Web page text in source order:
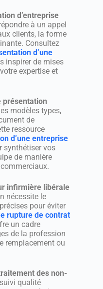
d’entreprise
à un appel
clients, la forme
Consultez
d’une
inspirer de mises
expertise et
présentation
modèles types,
de
ressource
d’une entreprise
synthétiser vos
de manière
infirmière libérale
nécessite le
pour éviter
rupture de contrat
un cadre
de la profession
remplacement ou
des non-
qualité